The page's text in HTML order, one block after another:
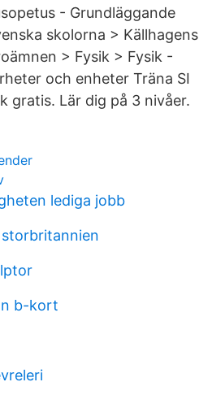
- Grundläggande
skolorna > Källhagens
> Fysik > Fysik -
och enheter Träna SI
gratis. Lär dig på 3 nivåer.
lediga jobb
b-kort